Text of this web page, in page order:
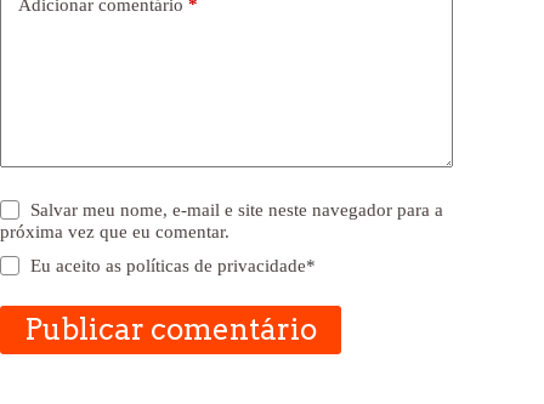
Adicionar comentário *
Salvar meu nome, e-mail e site neste navegador para a
próxima vez que eu comentar.
Eu aceito aspolíticas de privacidade*
Publicar comentário